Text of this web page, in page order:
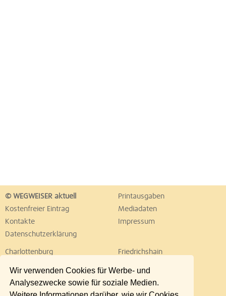
Wir verwenden Cookies für Werbe- und
Analysezwecke sowie für soziale Medien.
© WEGWEISER aktuell
Printausgaben
Kostenfreier Eintrag
Mediadaten
Kontakte
Impressum
Datenschutzerklärung
Charlottenburg
Friedrichshain
Lichtenberg
Marzahn